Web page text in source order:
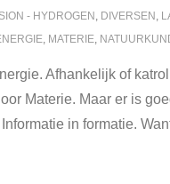
- HYDROGEN , DIVERSEN ,
, MATERIE,
Afhankelijk of
Materie. Maar er is
in formatie.